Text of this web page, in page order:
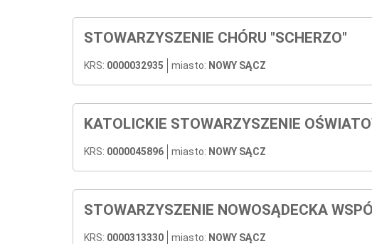
STOWARZYSZENIE CHÓRU "SCHERZO"
KRS: 0000032935 miasto: NOWY SĄCZ
KATOLICKIE STOWARZYSZENIE
KRS: 0000045896 miasto: NOWY SĄCZ
STOWARZYSZENIE NOWOSĄDECKA
KRS: 0000313330 miasto: NOWY SĄCZ